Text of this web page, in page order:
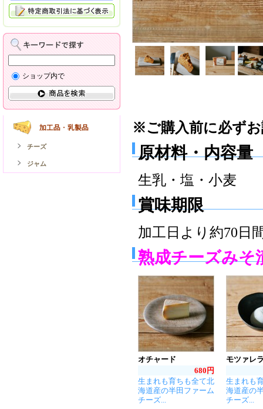
※ご購入前に必ず
原材料・内容量
生乳・塩・小麦
賞味期限
加工日より約70日
熟成チーズみそ
オチャード
680円
生まれも育ちも全て北
海道産の半田ファーム
チーズ...
モツァレ
生まれも
海道産の
チーズ...
ショップ内で
チーズ
ジャム